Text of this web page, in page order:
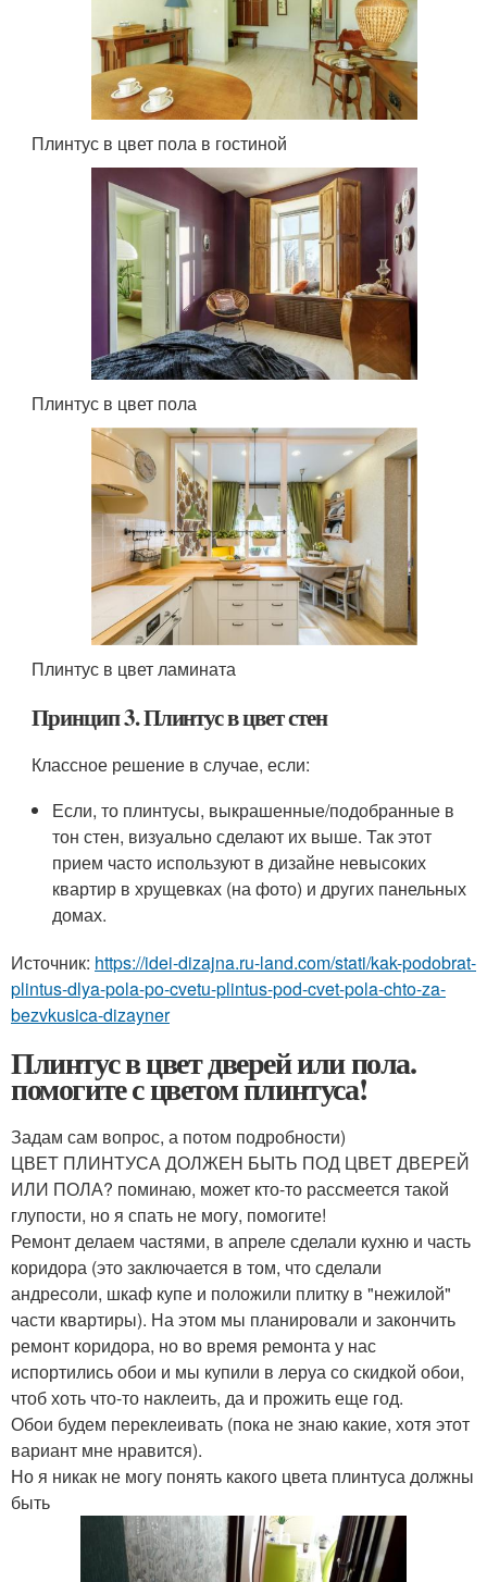
Плинтус в цвет пола в гостиной
Плинтус в цвет пола
Плинтус в цвет ламината
Принцип 3. Плинтус в цвет стен
Классное решение в случае, если:
Если, то плинтусы, выкрашенные/подобранные в
тон стен, визуально сделают их выше. Так этот
прием часто используют в дизайне невысоких
квартир в хрущевках (на фото) и других панельных
домах.
Источник: https://idei-dizajna.ru-land.com/stati/kak-podobrat-
plintus-dlya-pola-po-cvetu-plintus-pod-cvet-pola-chto-za-
bezvkusica-dizayner
Плинтус в цвет дверей или пола.
помогите с цветом плинтуса!
Задам сам вопрос, а потом подробности)
ЦВЕТ ПЛИНТУСА ДОЛЖЕН БЫТЬ ПОД ЦВЕТ ДВЕРЕЙ
ИЛИ ПОЛА? поминаю, может кто-то рассмеется такой
глупости, но я спать не могу, помогите!
Ремонт делаем частями, в апреле сделали кухню и часть
коридора (это заключается в том, что сделали
андресоли, шкаф купе и положили плитку в "нежилой"
части квартиры). На этом мы планировали и закончить
ремонт коридора, но во время ремонта у нас
испортились обои и мы купили в леруа со скидкой обои,
чтоб хоть что-то наклеить, да и прожить еще год.
Обои будем переклеивать (пока не знаю какие, хотя этот
вариант мне нравится).
Но я никак не могу понять какого цвета плинтуса должны
быть